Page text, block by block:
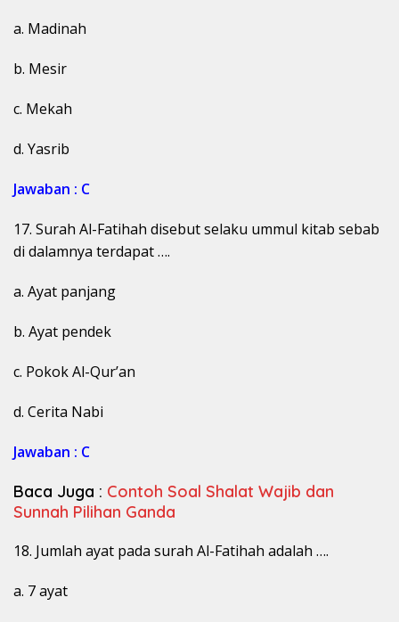
a. Madinah
b. Mesir
c. Mekah
d. Yasrib
Jawaban : C
17. Surah Al-Fatihah disebut selaku ummul kitab sebab
di dalamnya terdapat ….
a. Ayat panjang
b. Ayat pendek
c. Pokok Al-Qur’an
d. Cerita Nabi
Jawaban : C
Baca Juga : Contoh Soal Shalat Wajib dan
Sunnah Pilihan Ganda
18. Jumlah ayat pada surah Al-Fatihah adalah ….
a. 7 ayat